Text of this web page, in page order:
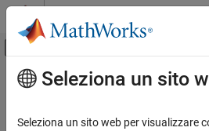
Vai al contenuto
Attiva/disattiva menu
Risorsa
Contenuto principale
Seleziona un sito
Seleziona un sito web per visualizzare